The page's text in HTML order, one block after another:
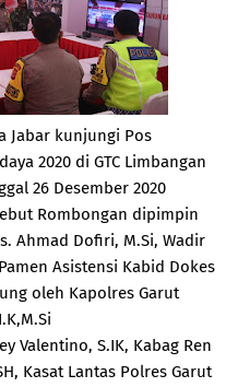
Jabar kunjungi Pos
2020 di GTC Limbangan
26 Desember 2020
Rombongan dipimpin
Ahmad Dofiri, M.Si, Wadir
Asistensi Kabid Dokes
oleh Kapolres Garut
Valentino, S.IK, Kabag Ren
Kasat Lantas Polres Garut